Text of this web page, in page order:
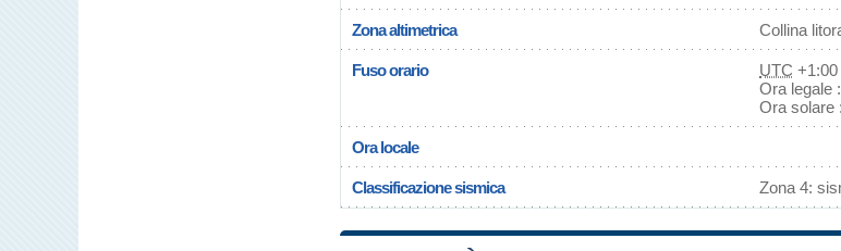
Zona altimetrica Collina
Fuso orario UTC
Ora legale
Ora solare
Ora locale
Classificazione sismica Zona 4: